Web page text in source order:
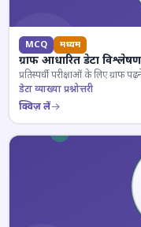
MCQ मध्यम
ग्राफ आधारित डेटा विश्लेषण
प्रतिस्पर्धी परीक्षाओं के लिए
डेटा व्याख्या प्रश्नोत्तरी
क्विज़ लें